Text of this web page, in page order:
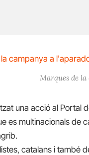
Marques de
una acció al Portal
es multinacionals de
catalans i també